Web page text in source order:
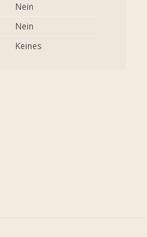
Nein
Nein
Keines